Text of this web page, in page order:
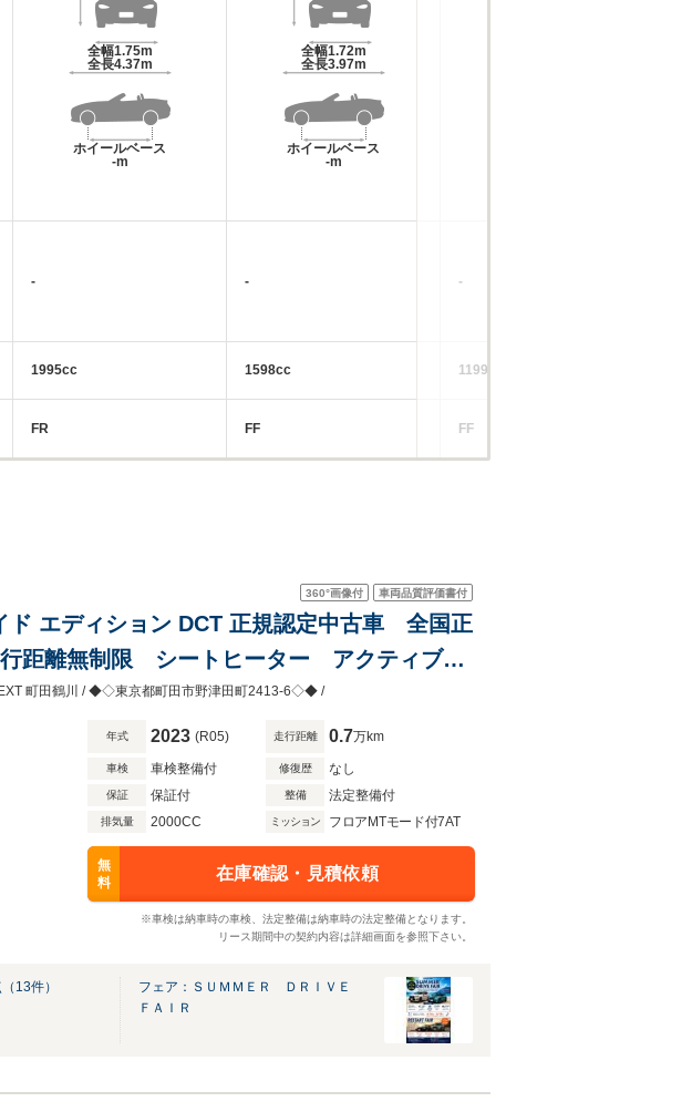
全幅1.75m
全長4.37m
ホイールベース
-m
-
1995cc
FR
全幅1.72m
全長3.97m
ホイールベース
-m
-
1598cc
FF
-
1199～1598cc
FF
360°画像付 車両品質評価書付
ド エディション DCT 正規認定中古車 全国正
行距離無制限 シートヒーター アクティブク
ス充電 アイドリングストップ Apple
カメラ
町田鶴川 / ◆◇東京都町田市野津田町2413-6◇◆ /
年式 2023 (R05) 走行距離 0.7万km
車検 車検整備付 修復歴 なし
保証 保証付 整備 法定整備付
排気量 2000CC ミッション フロアMTモード付7AT
無
料
在庫確認・見積依頼
※車検は納車時の車検、法定整備は納車時の法定整備となります。
リース期間中の契約内容は詳細画面を参照下さい。
13件）
フェア：ＳＵＭＭＥＲ ＤＲＩＶＥ
ＦＡＩＲ